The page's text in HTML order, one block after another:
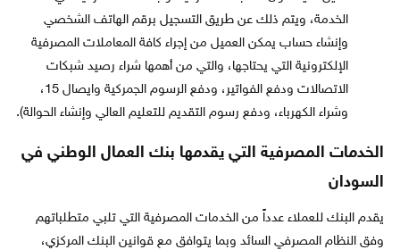
الخدمة، ويتم ذلك عن طريق التسجيل برقم الهاتف الشخصي
وإنشاء حساب يمكن العميل من إجراء كافة المعاملات المصرفية
الإلكترونية التي يحتاجها، والتي من أهمها شراء رصيد شبكات
الاتصالات ودفع الفواتير، ودفع الرسوم الجمركية وايصال 15،
وشراء الكهرباء، ودفع رسوم التقديم للتعليم العالي وإنشاء الحوالة).
الخدمات المصرفية التي يقدمها بنك العمال الوطني في
السودان
يقدم البنك للعملاء عدداً من الخدمات المصرفية التي تلبي متطلباتهم
وفق النظام المصرفي السائد وبما يتوافق مع قوانين البنك المركزي،